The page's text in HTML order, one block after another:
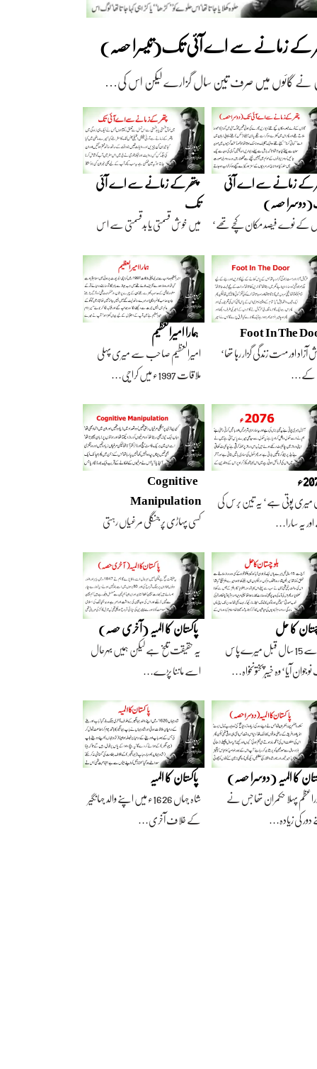
کے زمانے سے اے آئی تک(تیسرا حصہ)
نے گائوں میں صرف تین سال گزارے لیکن اس کی…
کے زمانے سے اے آئی
حصہ)
کے نوے فیصد مکان کچے تھے‘
پتھر کے زمانے سے اے آئی
تک
میں خوش قسمتی یا بدقسمتی سے اس
Foot In The
آزاد اور مست زندگی گزار رہا تھا‘
کے…
ہمارا امیرالعظیم
امیرالعظیم صاحب سے میری پہلی
ملاقات 1997ء میں کراچی…
میری پوتی ہے‘ یہ تین برس کی
یہ سارا…
Cognitive
Manipulation
کسی پہاڑی پر جنگلی مرغیاں رہتی
کا حل
آج سے 15 سال قبل میرے پاس
آیا‘ وہ خیبرپختونخواہ…
پاکستان کا المیہ (آخری حصہ)
یہ حقیقت تلخ ہے لیکن ہمیں بہرحال
اسے ماننا پڑے…
کا المیہ (دوسرا حصہ)
پہلا حکمران تھا جس نے
کی زیادہ…
پاکستان کا المیہ
شاہ جہاں 1626ء میں اپنے والد جہانگیر
کے خلاف آخری…